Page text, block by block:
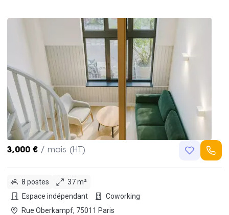
3,000 € / mois (HT)
8 postes
37 m²
Espace indépendant
Coworking
Rue Oberkampf, 75011 Paris